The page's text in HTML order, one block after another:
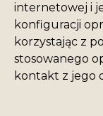
internetowej i
konfiguracji
korzystając z
stosowanego
kontakt z jego